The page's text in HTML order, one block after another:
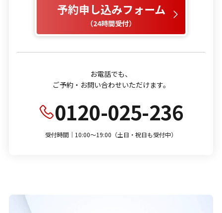
予約申し込みフォーム
（24時間受付）
お電話でも、
ご予約・お問い合わせいただけます。
0120-025-236
受付時間｜10:00～19:00（土日・祝日も受付中）